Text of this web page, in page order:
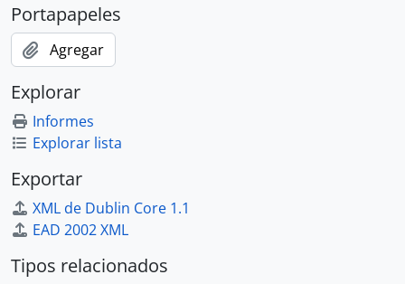
Portapapeles
Agregar
Explorar
Informes
Explorar lista
Exportar
XML de Dublin Core 1.1
EAD 2002 XML
Tipos relacionados